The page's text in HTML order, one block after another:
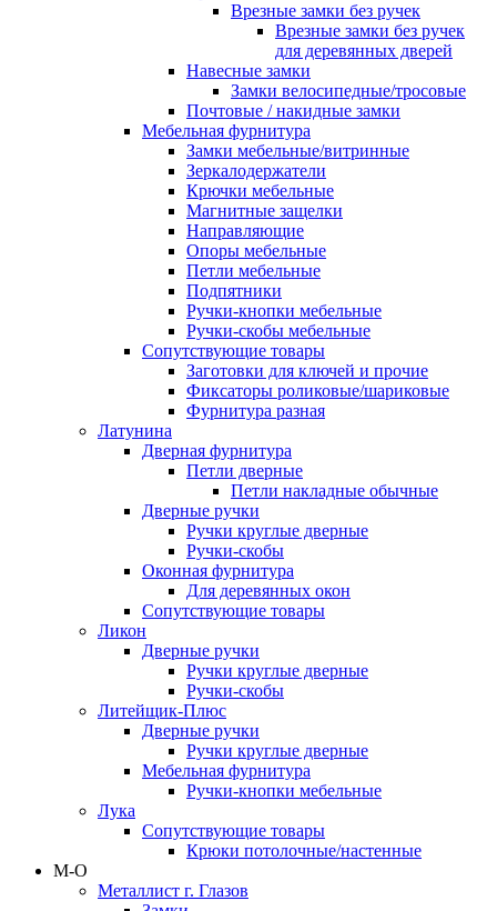
Врезные замки без ручек
Врезные замки без ручек
для деревянных дверей
Навесные замки
Замки велосипедные/тросовые
Почтовые / накидные замки
Мебельная фурнитура
Замки мебельные/витринные
Зеркалодержатели
Крючки мебельные
Магнитные защелки
Направляющие
Опоры мебельные
Петли мебельные
Подпятники
Ручки-кнопки мебельные
Ручки-скобы мебельные
Сопутствующие товары
Заготовки для ключей и прочие
Фиксаторы роликовые/шариковые
Фурнитура разная
Латунина
Дверная фурнитура
Петли дверные
Петли накладные обычные
Дверные ручки
Ручки круглые дверные
Ручки-скобы
Оконная фурнитура
Для деревянных окон
Сопутствующие товары
Ликон
Дверные ручки
Ручки круглые дверные
Ручки-скобы
Литейщик-Плюс
Дверные ручки
Ручки круглые дверные
Мебельная фурнитура
Ручки-кнопки мебельные
Лука
Сопутствующие товары
Крюки потолочные/настенные
М-О
Металлист г. Глазов